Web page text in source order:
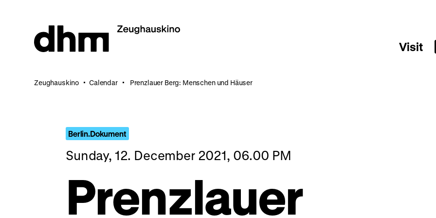
Visit
Zeughauskino Calendar Prenzlauer Berg: Menschen und Häuser
Berlin.Dokument
Sunday, 12. December 2021, 06.00 PM
Prenzlauer